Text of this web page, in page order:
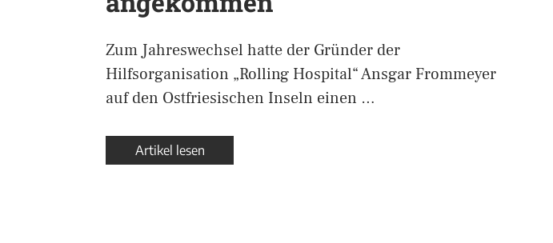
Zum Jahreswechsel hatte der Gründer der
Hilfsorganisation „Rolling Hospital“ Ansgar Frommeyer
auf den Ostfriesischen Inseln einen …
Artikel lesen